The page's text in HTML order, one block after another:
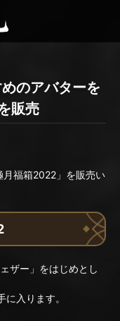
のアバターを
販売
福箱2022」を販売い
ザー」をはじめとし
入ります。